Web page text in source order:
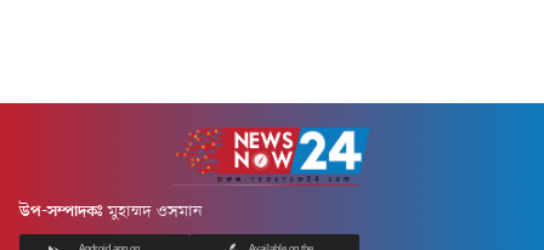
উপ-সম্পাদকঃ মুহাম্মদ ওসমান